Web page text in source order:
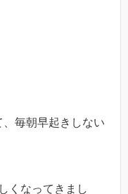
毎朝早起きしない
くなってきまし